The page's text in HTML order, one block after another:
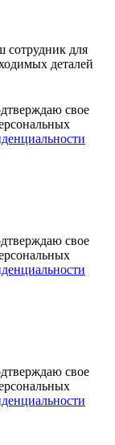
сотрудник для
деталей
свое
свое
свое